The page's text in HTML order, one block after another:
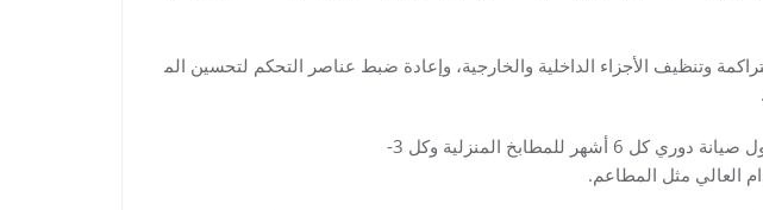
وتنظيف الأجزاء الداخلية والخارجية، وإعادة ضبط عناصر التحكم لتحسين الم
على سبيل المثال، نقترح جدول صيانة دوري كل 6 أشهر للمطابخ المنزلية وكل 3-